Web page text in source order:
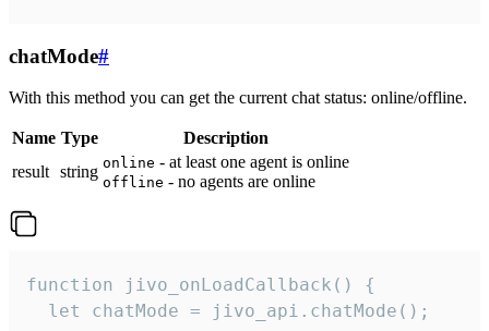
chatMode#
With this method you can get the current chat status: online/offline.
Name Type
Description
result string online - at least one agent is online
offline - no agents are online
function jivo_onLoadCallback() {
  let chatMode = jivo_api.chatMode();